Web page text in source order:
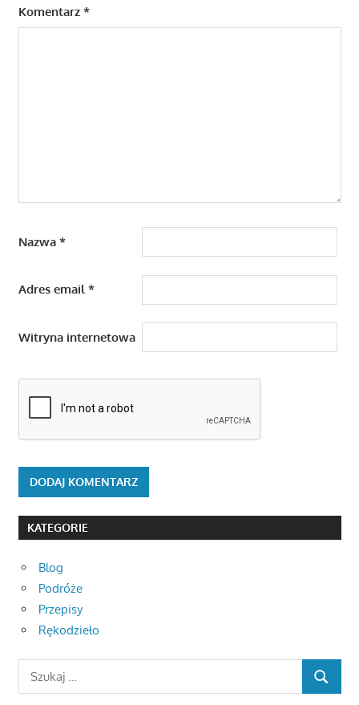
Komentarz *
Nazwa *
Adres email*
Witryna internetowa
KATEGORIE
Blog
Podróże
Przepisy
Rękodzieło
Search
for:
SEARCH